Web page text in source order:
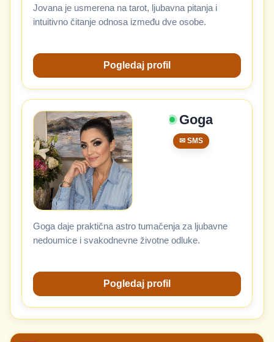
Jovana je usmerena na tarot, ljubavna pitanja i
intuitivno čitanje odnosa između dve osobe.
Pogledaj profil
Goga
✉ SMS
Goga daje praktična astro tumačenja za ljubavne
nedoumice i svakodnevne životne odluke.
Pogledaj profil